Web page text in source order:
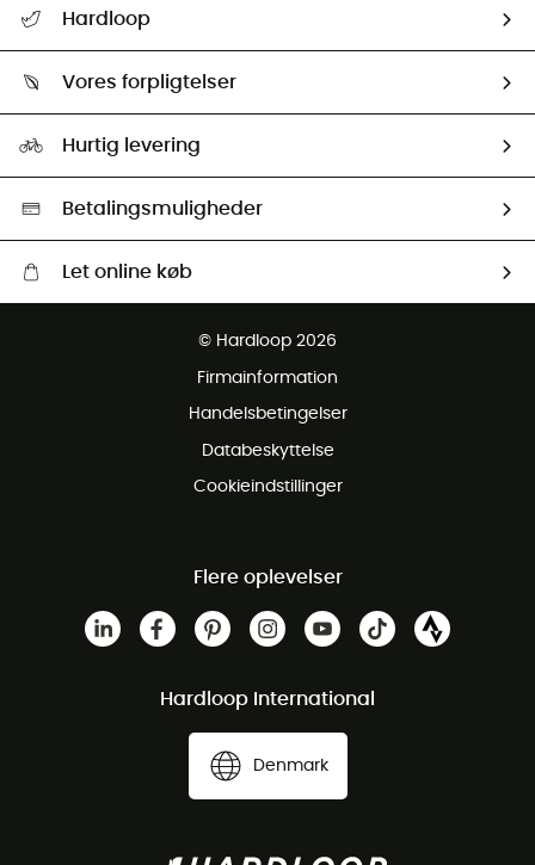
Returnering & Tilbagebetaling
Hardloop
Our ambassadors
Vores forpligtelser
HardGreen Udvalg
Hurtig levering
Betalingsmuligheder
Let online køb
© Hardloop 2026
Firmainformation
Handelsbetingelser
Databeskyttelse
Cookieindstillinger
Flere oplevelser
Hardloop International
Denmark